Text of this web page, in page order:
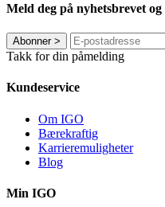
Meld deg på nyhetsbrevet
Abonner>
Takk for din påmelding
Kundeservice
Om IGO
Bærekraftig
Karrieremuligheter
Blog
Min IGO